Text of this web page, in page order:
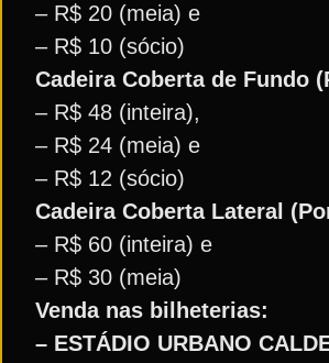
– R$ 20 (meia) e
– R$ 10 (sócio)
Cadeira Coberta de Fundo
– R$ 48 (inteira),
– R$ 24 (meia) e
– R$ 12 (sócio)
Cadeira Coberta Lateral
– R$ 60 (inteira) e
– R$ 30 (meia)
Venda nas bilheterias:
– ESTÁDIO URBANO